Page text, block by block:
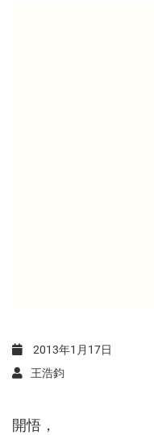
2013年1月17日
王浩鈞
開悟，